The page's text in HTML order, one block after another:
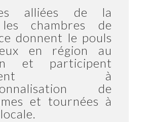
alliées de la
chambres de
donnent le pouls
en région au
et participent
à
de
et tournées à